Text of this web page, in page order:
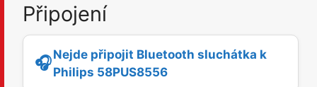
Připojení
🎧Nejde připojit Bluetooth sluchátka k
Philips 58PUS8556